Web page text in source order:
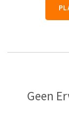
Geen